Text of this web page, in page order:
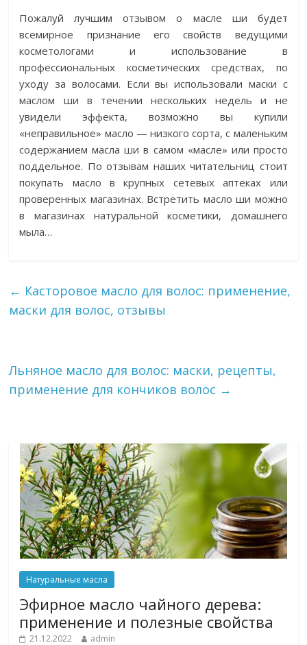
Пожалуй лучшим отзывом о масле ши будет
всемирное признание его свойств ведущими
косметологами и использование в
профессиональных косметических средствах, по
уходу за волосами. Если вы использовали маски с
маслом ши в течении нескольких недель и не
увидели эффекта, возможно вы купили
«неправильное» масло — низкого сорта, с маленьким
содержанием масла ши в самом «масле» или просто
поддельное. По отзывам наших читательниц стоит
покупать масло в крупных сетевых аптеках или
проверенных магазинах. Встретить масло ши можно
в магазинах натуральной косметики, домашнего
мыла…
← Касторовое масло для волос: применение,
маски для волос, отзывы
Льняное масло для волос: маски, рецепты,
применение для кончиков волос →
Натуральные масла
Эфирное масло чайного дерева:
применение и полезные свойства
21.12.2022 admin